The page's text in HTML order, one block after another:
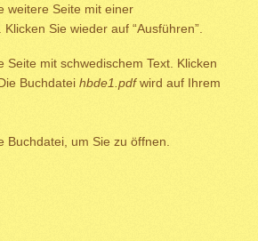
weitere Seite mit einer
Sie wieder auf “Ausführen”.
Seite mit schwedischem Text. Klicken
Buchdateihbde1.pdfwird auf Ihrem
Buchdatei, um Sie zu öffnen.